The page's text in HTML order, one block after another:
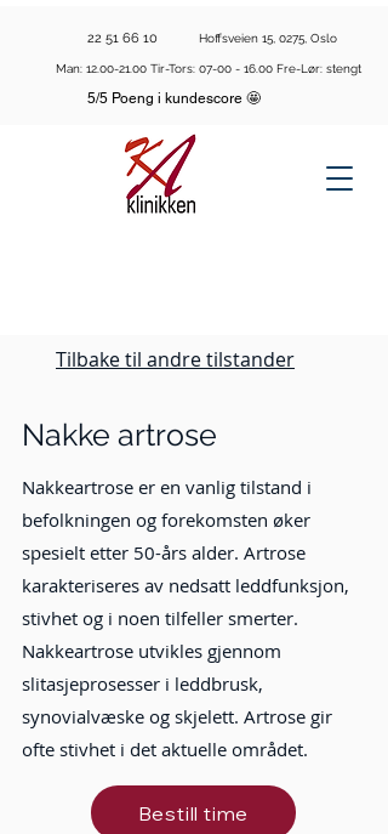
22 51 66 10 Hoffsveien 15, 0275, Oslo
Man: 12.00-21.00 Tir-Tors: 07-00 - 16.00 Fre-Lør: stengt
5/5 Poeng i kundescore 🤩
Tilbake til andre tilstander
Nakke artrose
Nakkeartrose er en vanlig tilstand i
befolkningen og forekomsten øker
spesielt etter 50-års alder. Artrose
karakteriseres av nedsatt leddfunksjon,
stivhet og i noen tilfeller smerter.
Nakkeartrose utvikles gjennom
slitasjeprosesser i leddbrusk,
synovialvæske og skjelett. Artrose gir
ofte stivhet i det aktuelle området.
Bestill time